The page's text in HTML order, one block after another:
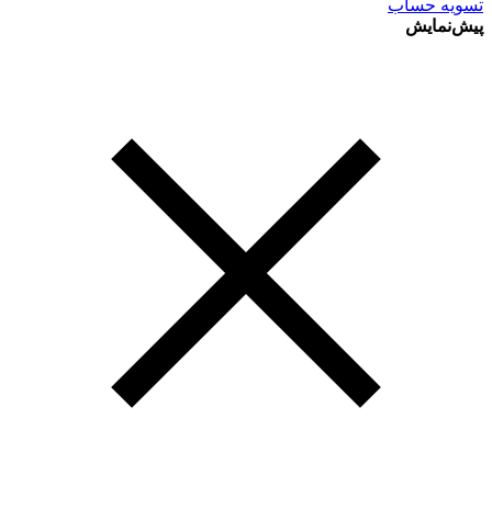
تسویه حساب
پیش‌نمایش